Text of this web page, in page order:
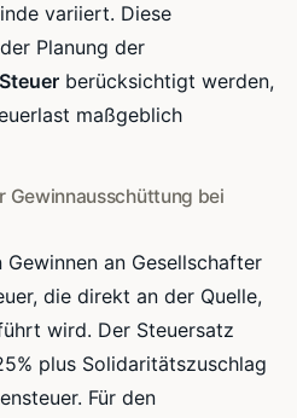
variiert. Diese
Planung der
berücksichtigt werden,
maßgeblich
Gewinnausschüttung bei
an Gesellschafter
die direkt an der Quelle,
wird. Der Steuersatz
plus Solidaritätszuschlag
Für den